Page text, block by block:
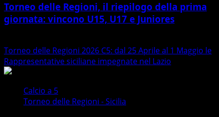
Torneo delle Regioni, il riepilogo della prima
giornata: vincono U15, U17 e Juniores
Torneo delle Regioni 2026 C5: dal 25 Aprile al 1 Maggio le
Rappresentative siciliane impegnate nel Lazio
Calcio a 5
Torneo delle Regioni - Sicilia